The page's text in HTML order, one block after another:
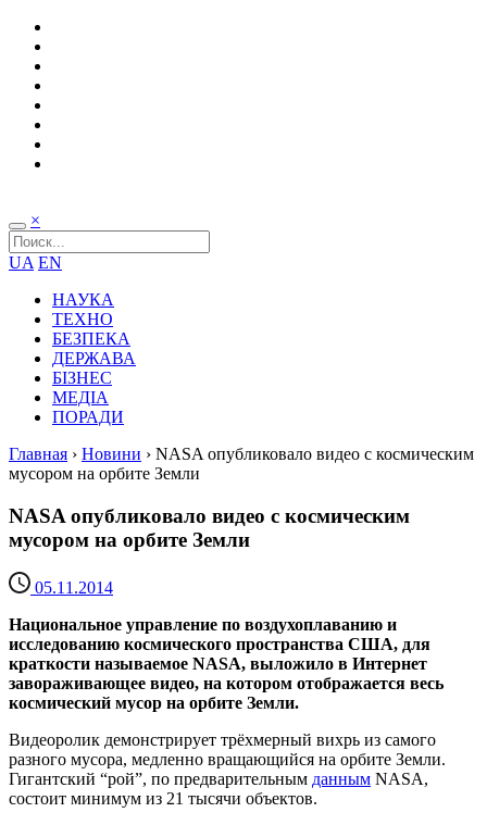
×
UA EN
НАУКА
ТЕХНО
БЕЗПЕКА
ДЕРЖАВА
БІЗНЕС
МЕДІА
ПОРАДИ
Главная › Новини › NASA опубликовало видео с космическим
мусором на орбите Земли
NASA опубликовало видео с космическим
мусором на орбите Земли
05.11.2014
Национальное управление по воздухоплаванию и
исследованию космического пространства США, для
краткости называемое NASA, выложило в Интернет
завораживающее видео, на котором отображается весь
космический мусор на орбите Земли.
Видеоролик демонстрирует трёхмерный вихрь из самого
разного мусора, медленно вращающийся на орбите Земли.
Гигантский “рой”, по предварительным данным NASA,
состоит минимум из 21 тысячи объектов.